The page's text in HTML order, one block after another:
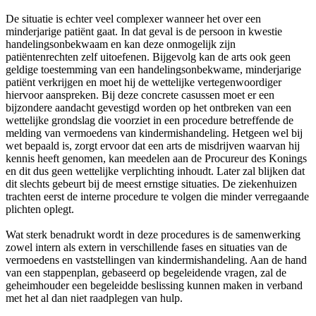
De situatie is echter veel complexer wanneer het over een
minderjarige patiënt gaat. In dat geval is de persoon in kwestie
handelingsonbekwaam en kan deze onmogelijk zijn
patiëntenrechten zelf uitoefenen. Bijgevolg kan de arts ook geen
geldige toestemming van een handelingsonbekwame, minderjarige
patiënt verkrijgen en moet hij de wettelijke vertegenwoordiger
hiervoor aanspreken. Bij deze concrete casussen moet er een
bijzondere aandacht gevestigd worden op het ontbreken van een
wettelijke grondslag die voorziet in een procedure betreffende de
melding van vermoedens van kindermishandeling. Hetgeen wel bij
wet bepaald is, zorgt ervoor dat een arts de misdrijven waarvan hij
kennis heeft genomen, kan meedelen aan de Procureur des Konings
en dit dus geen wettelijke verplichting inhoudt. Later zal blijken dat
dit slechts gebeurt bij de meest ernstige situaties. De ziekenhuizen
trachten eerst de interne procedure te volgen die minder verregaande
plichten oplegt.
Wat sterk benadrukt wordt in deze procedures is de samenwerking
zowel intern als extern in verschillende fases en situaties van de
vermoedens en vaststellingen van kindermishandeling. Aan de hand
van een stappenplan, gebaseerd op begeleidende vragen, zal de
geheimhouder een begeleidde beslissing kunnen maken in verband
met het al dan niet raadplegen van hulp.